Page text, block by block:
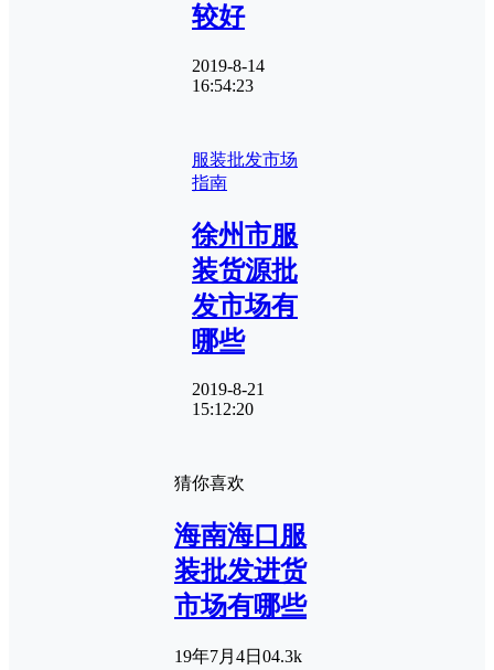
较好
2019-8-14
16:54:23
服装批发市场
指南
徐州市服
装货源批
发市场有
哪些
2019-8-21
15:12:20
猜你喜欢
海南海口服
装批发进货
市场有哪些
19年7月4日 04.3k